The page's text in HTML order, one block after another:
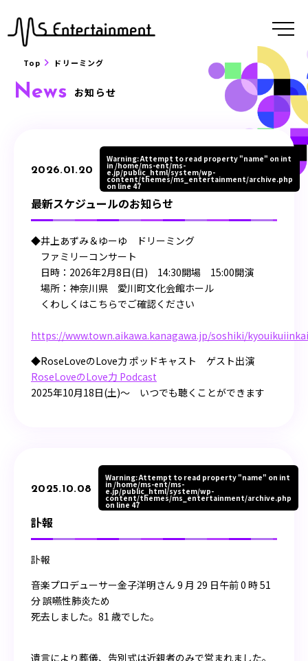
Top ドリーミング
News お知らせ
2026.01.20
Warning: Attempt to read property "name" on int
in /home/ms-ent/ms-
e.jp/public_html/system/wp-
content/themes/ms_entertainment/archive.php
on line 47
最新スケジュールのお知らせ
◆井上あずみ＆ゆーゆ ドリーミング
ファミリーコンサート
日時：2026年2月8日(日) 14:30開場 15:00開演
場所：神奈川県 愛川町文化会館ホール
くわしくはこちらでご確認ください
https://www.town.aikawa.kanagawa.jp/soshiki/
◆RoseLoveのLove力 ポッドキャスト ゲスト出演
RoseLoveのLove力 Podcast
2025年10月18日(土)〜 いつでも聴くことができます
2025.10.08
Warning: Attempt to read property "name" on int
in /home/ms-ent/ms-
e.jp/public_html/system/wp-
content/themes/ms_entertainment/archive.php
on line 47
訃報
訃報
音楽プロデューサー金子洋明さん 9 月 29 日午前 0 時 51
分 誤嚥性肺炎ため
死去しました。81 歳でした。
遺言により葬儀、告別式は近親者のみで営まれました。